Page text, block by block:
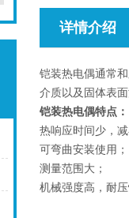
详情介绍
铠装热电偶通常
介质以及固体表
铠装热电偶特点：
热响应时间少，
可弯曲安装使用；
测量范围大；
机械强度高，耐